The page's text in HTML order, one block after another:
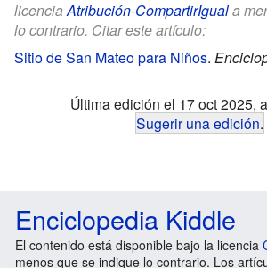
licencia Atribución-CompartirIguala
lo contrario. Citar este artículo:
Sitio de San Mateo para Niños.
Última edición el 17 oct 2025,
Sugerir una edición.
Enciclopedia Kiddle
El contenido está disponible bajo la licencia
menos que se indique lo contrario. Los